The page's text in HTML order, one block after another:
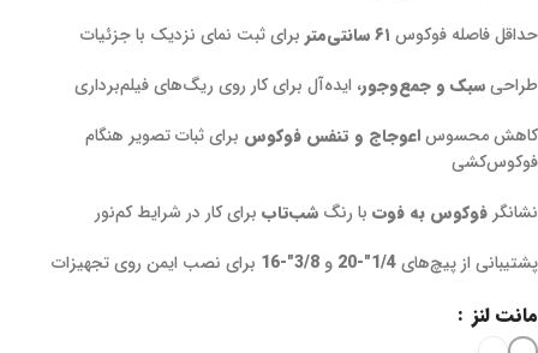
حداقل فاصله فوکوس ۶۱ سانتی‌متر
برای ثبت نمای نزدیک با جزئیات
طراحیسبک و جمع‌وجور، ایده‌آل برای کار روی ریگ‌های فیلم‌برداری
کاهش محسوساعوجاج و تنفس فوکوس برای ثبات تصویر هنگام
فوکوس‌کشی
نشانگر فوکوس به فوت با رنگ شب‌تاب برای کار در شرایط کم‌نور
پشتیبانی از پیچ‌های1/4″-20 و 3/8″-16 برای نصب ایمن روی تجهیزات
مانت لنز